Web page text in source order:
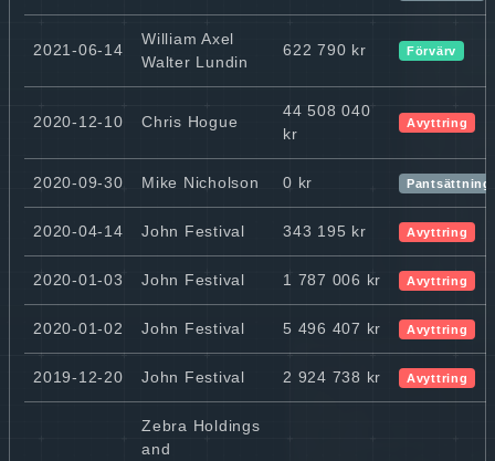
2021-06-14
William Axel
Walter Lundin
622 790 kr Förvärv
2020-12-10 Chris Hogue
44 508 040
kr
Avyttring
2020-09-30 Mike Nicholson 0 kr Pantsättning
2020-04-14 John Festival 343 195 kr Avyttring
2020-01-03 John Festival 1 787 006 kr Avyttring
2020-01-02 John Festival 5 496 407 kr Avyttring
2019-12-20 John Festival 2 924 738 kr Avyttring
Zebra Holdings
and